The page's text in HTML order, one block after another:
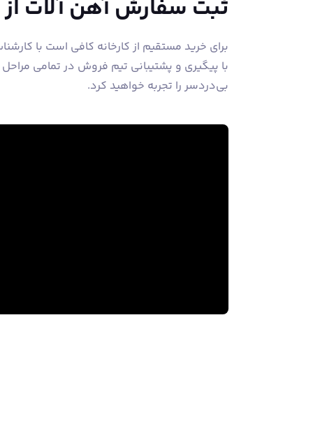
ثبت سفارش آهن آلات
برای خرید مستقیم از کارخانه کافی است با
با پیگیری و پشتیبانی تیم فروش در تمامی
بی‌دردسر را تجربه خواهید کرد.